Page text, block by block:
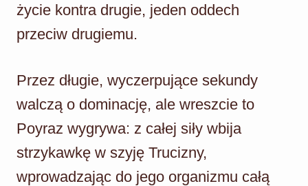
życie kontra drugie, jeden oddech
przeciw drugiemu.
Przez długie, wyczerpujące sekundy
walczą o dominację, ale wreszcie to
Poyraz wygrywa: z całej siły wbija
strzykawkę w szyję Trucizny,
wprowadzając do jego organizmu całą